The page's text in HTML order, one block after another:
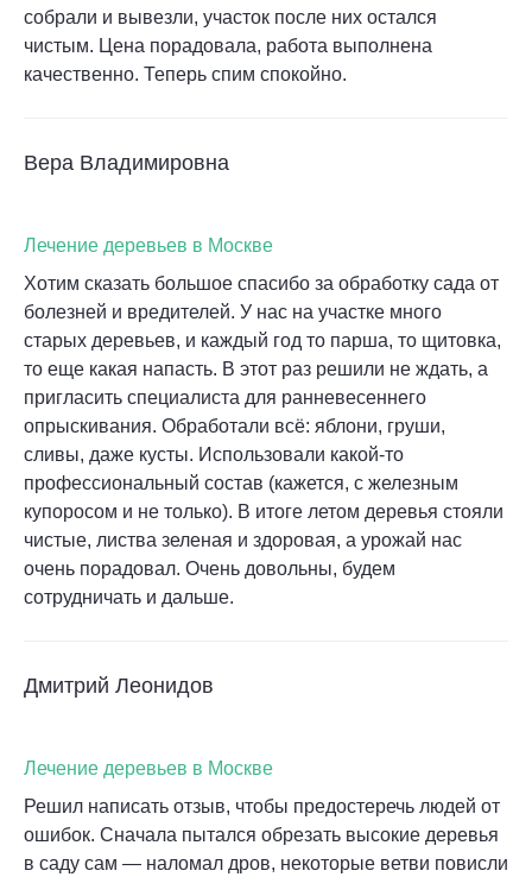
собрали и вывезли, участок после них остался
чистым. Цена порадовала, работа выполнена
качественно. Теперь спим спокойно.
Вера Владимировна
Лечение деревьев в Москве
Хотим сказать большое спасибо за обработку сада от
болезней и вредителей. У нас на участке много
старых деревьев, и каждый год то парша, то щитовка,
то еще какая напасть. В этот раз решили не ждать, а
пригласить специалиста для ранневесеннего
опрыскивания. Обработали всё: яблони, груши,
сливы, даже кусты. Использовали какой-то
профессиональный состав (кажется, с железным
купоросом и не только). В итоге летом деревья стояли
чистые, листва зеленая и здоровая, а урожай нас
очень порадовал. Очень довольны, будем
сотрудничать и дальше.
Дмитрий Леонидов
Лечение деревьев в Москве
Решил написать отзыв, чтобы предостеречь людей от
ошибок. Сначала пытался обрезать высокие деревья
в саду сам — наломал дров, некоторые ветви повисли